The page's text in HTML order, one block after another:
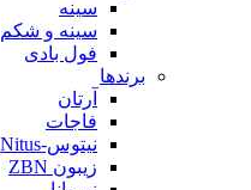
سینه
سینه و شکم
فول بادی
برندها
آرتان
فاجات
نیتوس-Nitus
زیبون ZBN